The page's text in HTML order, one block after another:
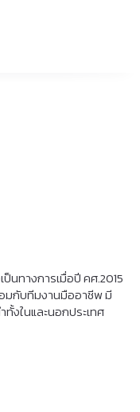
นทางการเมื่อปี คศ.2015
มกับทีมงานมืออาชีพ มี
งในและนอกประเทศ